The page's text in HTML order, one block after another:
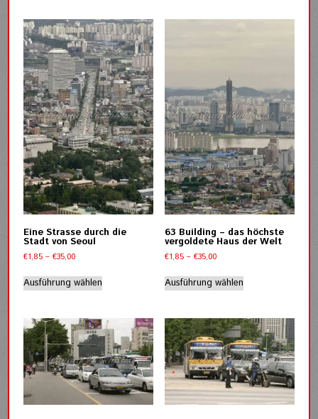
Varianten
auf.
Die
Optionen
können
auf
der
Produktseite
gewählt
werden
mehrere
können
auf
der
Produktseite
gewählt
werden
Eine Strasse durch die
Stadt von Seoul
€1,85 –€35,00Preisspanne:
bis
€35,00
Ausführung wählen
Dieses
Produkt
mehrere
Varianten
auf.
Die
Optionen
können
auf
63 Building – das höchste
vergoldete Haus der Welt
€1,85 – €35,00Preisspanne:
bis
€35,00
Ausführung wählen
Dieses
Produkt
mehrere
Varianten
auf.
Die
Optionen
können
auf